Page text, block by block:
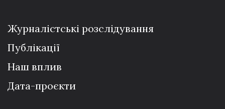
Журналістські розслідування
Публікації
Наш вплив
Дата-проєкти